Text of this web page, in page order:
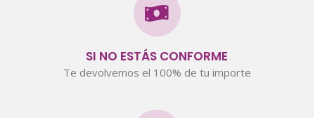
SI NO ESTÁS CONFORME
Te devolvemos el 100% de tu importe